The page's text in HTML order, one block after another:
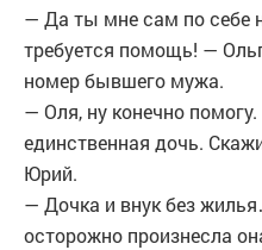
— Да ты мне сам по себе
требуется помощь! —
номер бывшего мужа.
— Оля, ну конечно
единственная дочь.
Юрий.
— Дочка и внук без
осторожно произнесла